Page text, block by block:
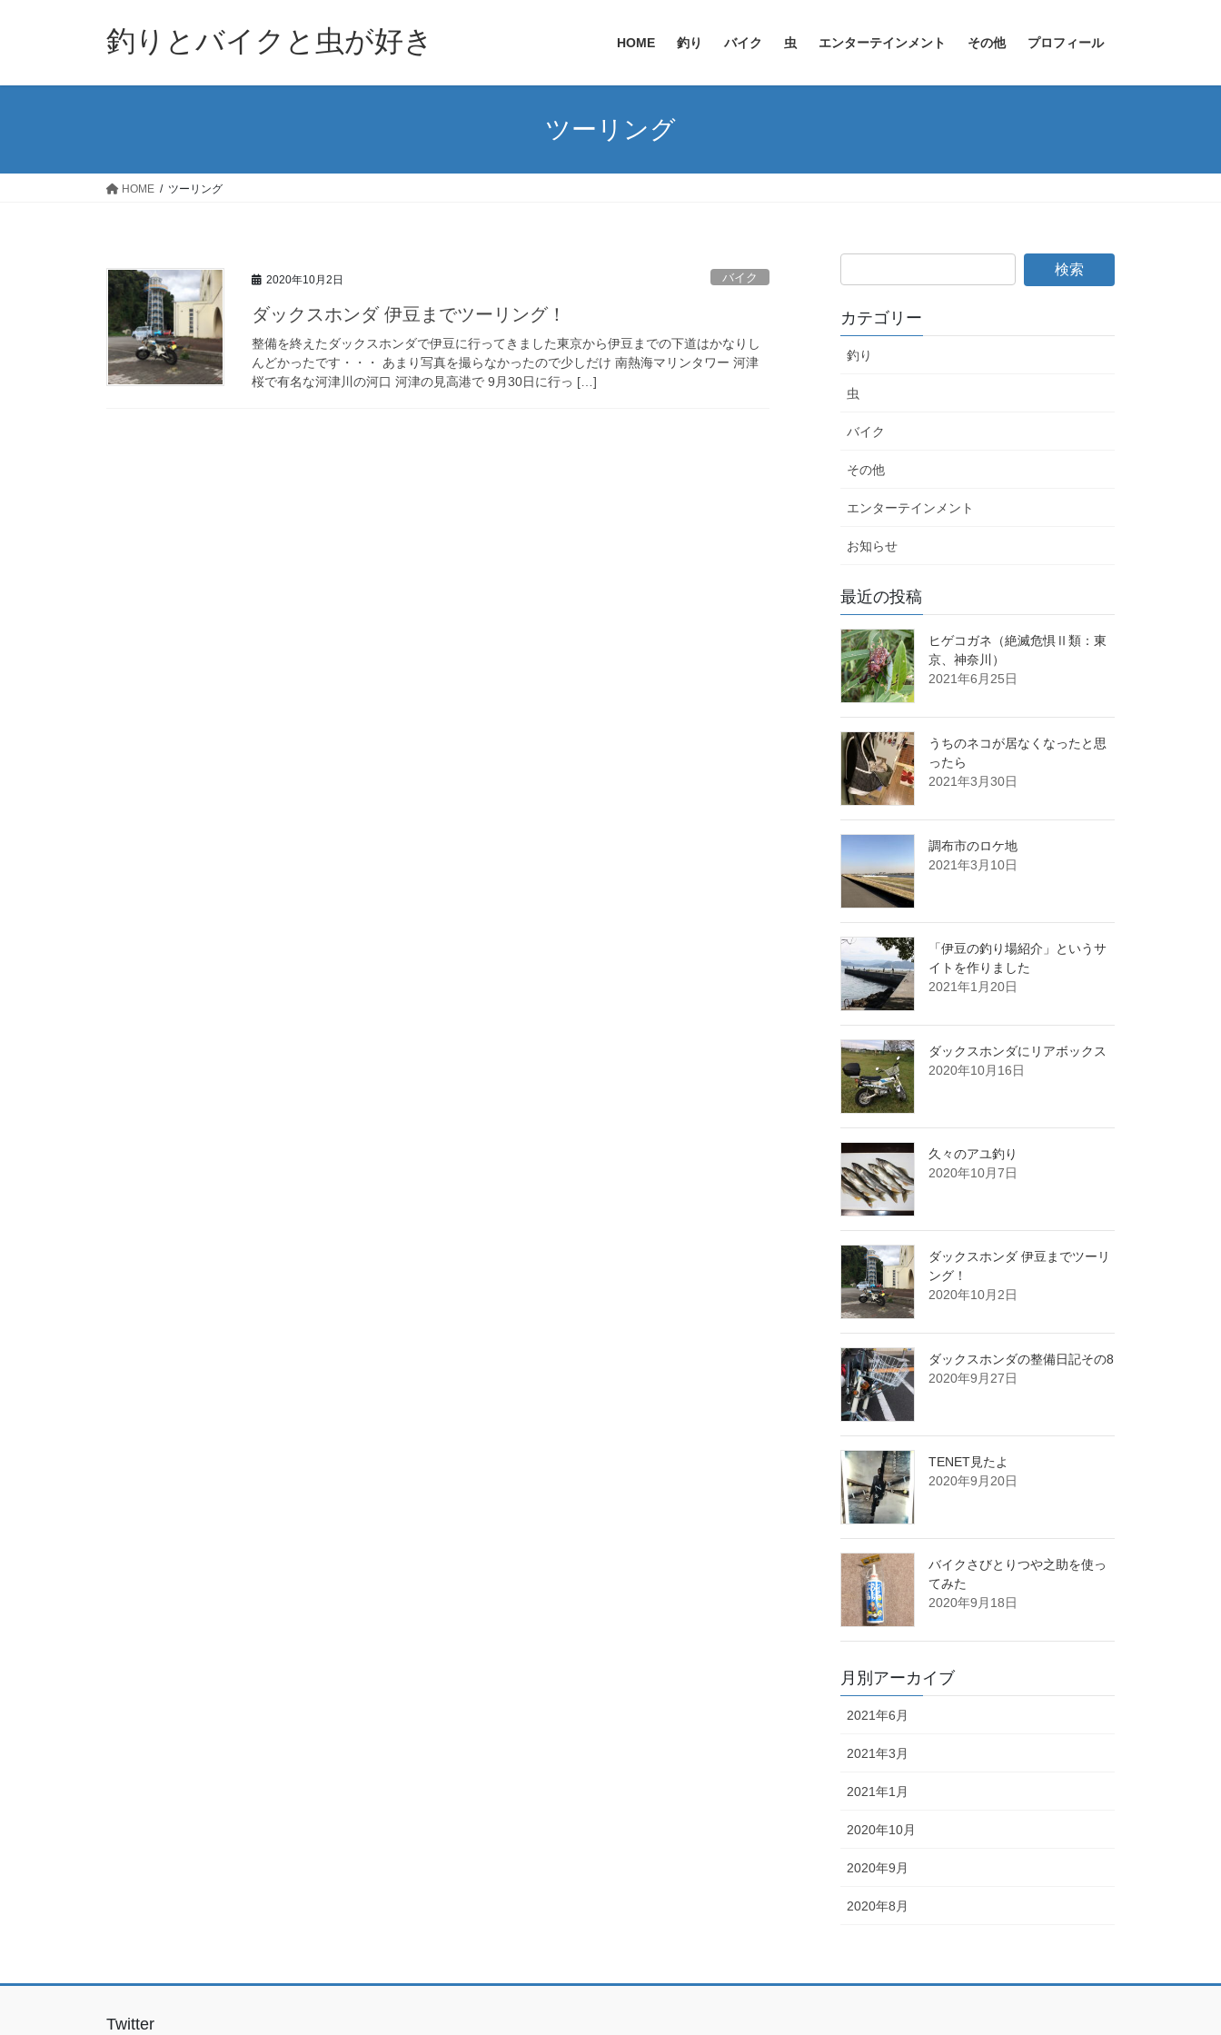
釣りとバイクと虫が好き HOME 釣り バイク 虫 エンターテインメント その他 プロフィール
ツーリング
HOME ツーリング
2020年10月2日 バイク
ダックスホンダ 伊豆までツーリング！
整備を終えたダックスホンダで伊豆に行ってきました東京から伊豆までの下道はかなりし
んどかったです・・・ あまり写真を撮らなかったので少しだけ 南熱海マリンタワー 河津
桜で有名な河津川の河口 河津の見高港で 9月30日に行っ […]
カテゴリー
釣り
虫
バイク
その他
エンターテインメント
お知らせ
最近の投稿
ヒゲコガネ（絶滅危惧Ⅱ類：東
京、神奈川）
2021年6月25日
うちのネコが居なくなったと思
ったら
2021年3月30日
調布市のロケ地
2021年3月10日
「伊豆の釣り場紹介」というサ
イトを作りました
2021年1月20日
ダックスホンダにリアボックス
2020年10月16日
久々のアユ釣り
2020年10月7日
ダックスホンダ 伊豆までツーリ
ング！
2020年10月2日
ダックスホンダの整備日記その8
2020年9月27日
TENET見たよ
2020年9月20日
バイクさびとりつや之助を使っ
てみた
2020年9月18日
月別アーカイブ
2021年6月
2021年3月
2021年1月
2020年10月
2020年9月
2020年8月
Twitter